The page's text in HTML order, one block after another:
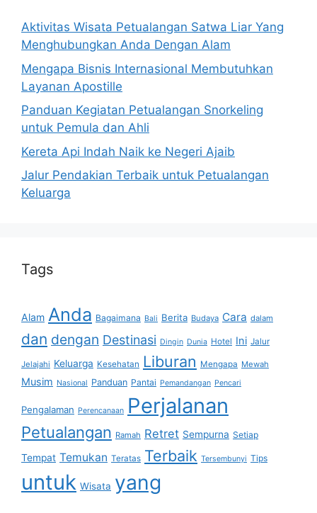
Aktivitas Wisata Petualangan Satwa Liar Yang
Menghubungkan Anda Dengan Alam
Mengapa Bisnis Internasional Membutuhkan
Layanan Apostille
Panduan Kegiatan Petualangan Snorkeling
untuk Pemula dan Ahli
Kereta Api Indah Naik ke Negeri Ajaib
Jalur Pendakian Terbaik untuk Petualangan
Keluarga
Tags
Alam Anda Bagaimana Bali Berita Budaya Cara dalam
dan dengan Destinasi Dingin Dunia Hotel Ini Jalur
Jelajahi Keluarga Kesehatan Liburan Mengapa Mewah
Musim Nasional Panduan Pantai Pemandangan Pencari
Pengalaman Perencanaan Perjalanan
Petualangan Ramah Retret Sempurna Setiap
Tempat Temukan Teratas Terbaik Tersembunyi Tips
untuk Wisata yang